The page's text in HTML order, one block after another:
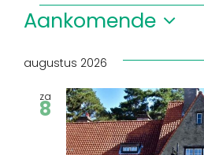
Evenementen
Aankomende
een
datum.
augustus 2026
za
8